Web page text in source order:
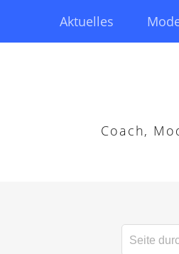
Aktuelles
Coach,